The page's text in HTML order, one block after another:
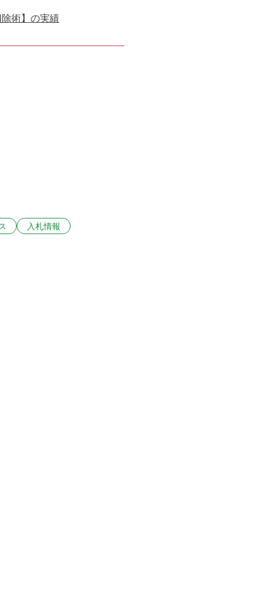
術】の実績
入札情報